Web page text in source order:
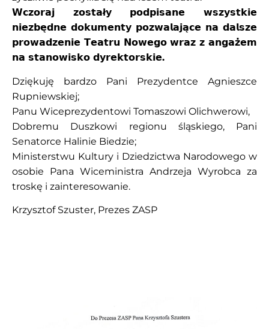
𝗪𝗰𝘇𝗼𝗿𝗮𝗷 𝘇𝗼𝘀𝘁𝗮ł𝘆 𝗽𝗼𝗱𝗽𝗶𝘀𝗮𝗻𝗲 𝘄𝘀𝘇𝘆𝘀𝘁𝗸𝗶𝗲
𝗻𝗶𝗲𝘇𝗯𝗲̨𝗱𝗻𝗲 𝗱𝗼𝗸𝘂𝗺𝗲𝗻𝘁𝘆 𝗽𝗼𝘇𝘄𝗮𝗹𝗮𝗷𝗮̨𝗰𝗲 𝗻𝗮 𝗱𝗮𝗹𝘀𝘇𝗲
𝗽𝗿𝗼𝘄𝗮𝗱𝘇𝗲𝗻𝗶𝗲 𝗧𝗲𝗮𝘁𝗿𝘂 𝗡𝗼𝘄𝗲𝗴𝗼 𝘄𝗿𝗮𝘇 𝘇 𝗮𝗻𝗴𝗮𝘇̇𝗲𝗺
𝗻𝗮 𝘀𝘁𝗮𝗻𝗼𝘄𝗶𝘀𝗸𝗼 𝗱𝘆𝗿𝗲𝗸𝘁𝗼𝗿𝘀𝗸𝗶𝗲.
Dziękuję bardzo Pani Prezydentce Agnieszce
Rupniewskiej;
Panu Wiceprezydentowi Tomaszowi Olichwerowi,
Dobremu Duszkowi regionu śląskiego, Pani
Senatorce Halinie Biedzie;
Ministerstwu Kultury i Dziedzictwa Narodowego w
osobie Pana Wiceministra Andrzeja Wyrobca za
troskę i zainteresowanie.
Krzysztof Szuster, Prezes ZASP